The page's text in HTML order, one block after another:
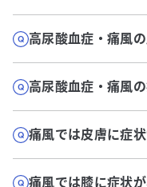
高尿酸血症・痛風
高尿酸血症・痛風
痛風では皮膚に症
痛風では膝に症状